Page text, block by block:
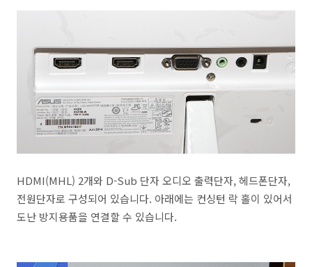
HDMI(MHL) 2개와 D-Sub 단자 오디오 출력단자, 헤드폰단자,
전원단자로 구성되어 있습니다. 아래에는 컨싱턴 락 홀이 있어서
도난 방지용품을 연결할 수 있습니다.